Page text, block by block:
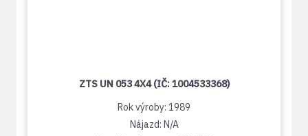
ZTS UN 053 4X4 (IČ: 1004533368)
Rok výroby: 1989
Nájazd: N/A